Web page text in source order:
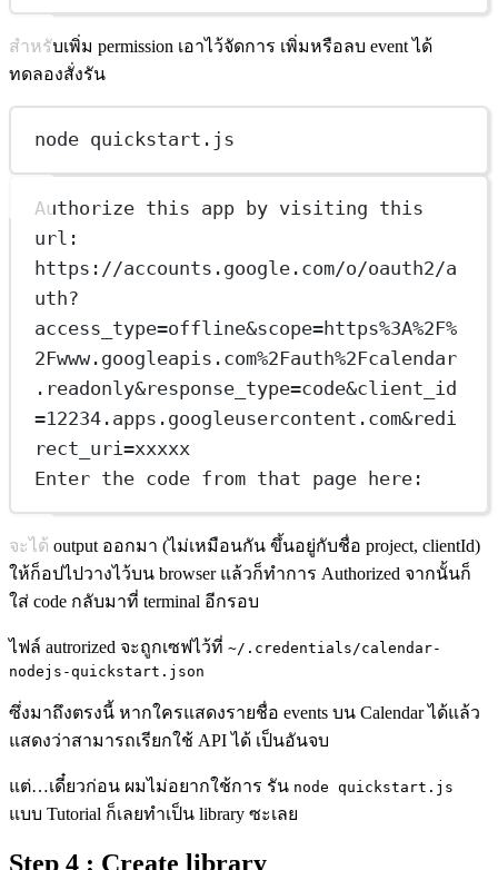
สำหรับเพิ่ม permission เอาไว้จัดการ เพิ่มหรือลบ event ได้
ทดลองสั่งรัน
node quickstart.js
Authorize this app by visiting this
url
https : //accounts.google.com/o/oauth2/a
uth?
access_type=offline&scope=https%3A%2F%
2Fwww.googleapis.com%2Fauth%2Fcalendar
.readonly&response_type=code&client_id
=12234.apps.googleusercontent.com&redi
rect_uri=xxxxx
Enter the code from that page
here :
จะได้ output ออกมา (ไม่เหมือนกัน ขึ้นอยู่กับชื่อ project, clientId)
ให้ก็อปไปวางไว้บน browser แล้วก็ทำการ Authorized จากนั้นก็
ใส่ code กลับมาที่ terminal อีกรอบ
ไฟล์ autrorized จะถูกเซฟไว้ที่ ~/.credentials/calendar-
nodejs-quickstart.json
ซึ่งมาถึงตรงนี้ หากใครแสดงรายชื่อ events บน Calendar ได้แล้ว
แสดงว่าสามารถเรียกใช้ API ได้ เป็นอันจบ
แต่…เดี๋ยวก่อน ผมไม่อยากใช้การ รัน node quickstart.js
แบบ Tutorial ก็เลยทำเป็น library ซะเลย
Step 4 : Create library